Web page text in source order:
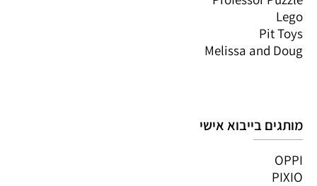
Lego
Pit Toys
Melissa and Doug
מותגים בייבוא אישי
OPPI
PIXIO